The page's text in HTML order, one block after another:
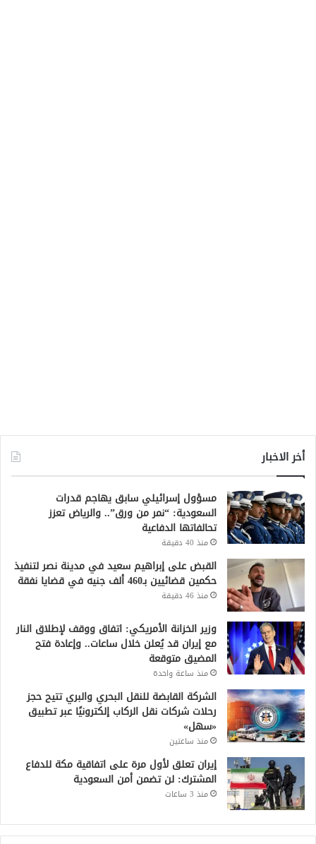
أخر الاخبار
مسؤول إسرائيلي سابق يهاجم قدرات
السعودية: “نمر من ورق”.. والرياض تعزز
تحالفاتها الدفاعية
منذ 40 دقيقة
القبض على إبراهيم سعيد في مدينة نصر لتنفيذ
حكمين قضائيين بـ460 ألف جنيه في قضايا نفقة
منذ 46 دقيقة
وزير الخزانة الأمريكي: اتفاق ووقف لإطلاق النار
مع إيران قد يُعلن خلال ساعات.. وإعادة فتح
المضيق متوقعة
منذ ساعة واحدة
الشركة القابضة للنقل البحري والبري تتيح حجز
رحلات شركات نقل الركاب إلكترونيًا عبر تطبيق
«سهل»
منذ ساعتين
إيران تعلق لأول مرة على اتفاقية مكة للدفاع
المشترك: لن تضمن أمن السعودية
منذ 3 ساعات